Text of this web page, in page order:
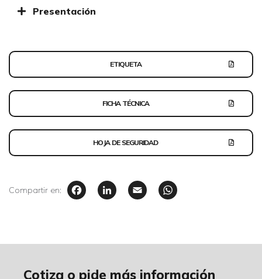
Presentación
ETIQUETA
FICHA TÉCNICA
HOJA DE SEGURIDAD
Compartir en: Facebook
LinkedIn
Email
Cotiza o pide más información